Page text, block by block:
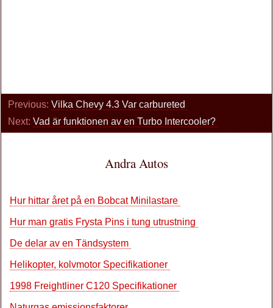
Previous: Vilka Chevy 4.3 Var carbureted
Next: Vad är funktionen av en Turbo Intercooler?
Andra Autos
Hur hittar året på en Bobcat Minilastare
Hur man gratis Frysta Pins i tung utrustning
De delar av en Tändsystem
Helikopter, kolvmotor Specifikationer
1998 Freightliner C120 Specifikationer